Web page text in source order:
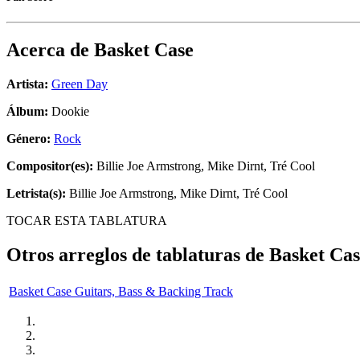
Acerca de Basket Case
Artista: Green Day
Álbum: Dookie
Género: Rock
Compositor(es): Billie Joe Armstrong, Mike Dirnt, Tré Cool
Letrista(s): Billie Joe Armstrong, Mike Dirnt, Tré Cool
TOCAR ESTA TABLATURA
Otros arreglos de tablaturas de Basket
Basket Case Guitars, Bass & Backing Track